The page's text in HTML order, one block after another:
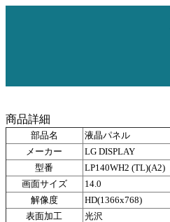
商品詳細
部品名
液晶パネル
メーカー
LG DISPLAY
型番
LP140WH2 (TL)(A2)
画面サイズ
14.0
解像度
HD(1366x768)
表面加工
光沢